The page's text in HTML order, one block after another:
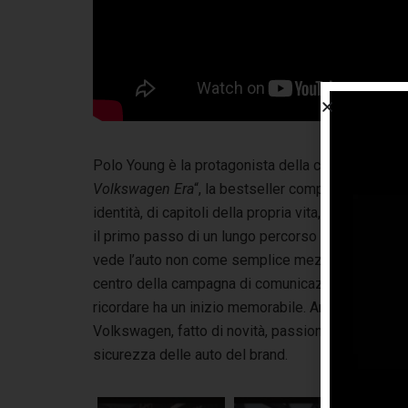
Polo Young è la protagonista della
Volkswagen Era“, la bestseller compatta VW si
identità, di capitoli della propria vita, di
il primo passo di un lungo percorso nel mondo
vede l’auto non come semplice mezzo, ma
centro della campagna di comunicazione
ricordare ha un inizio memorabile. Anche Polo
Volkswagen, fatto di novità, passioni e
sicurezza delle auto del brand.